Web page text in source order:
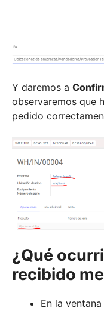
Y daremos a
observaremos que
pedido
¿Qué
recibido
En la